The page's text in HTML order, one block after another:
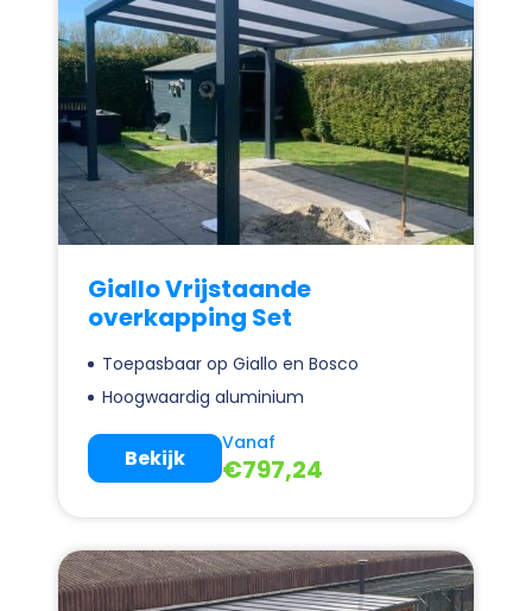
Giallo Vrijstaande
overkapping Set
Toepasbaar op Giallo en Bosco
Hoogwaardig aluminium
Vanaf
€797,24
Bekijk